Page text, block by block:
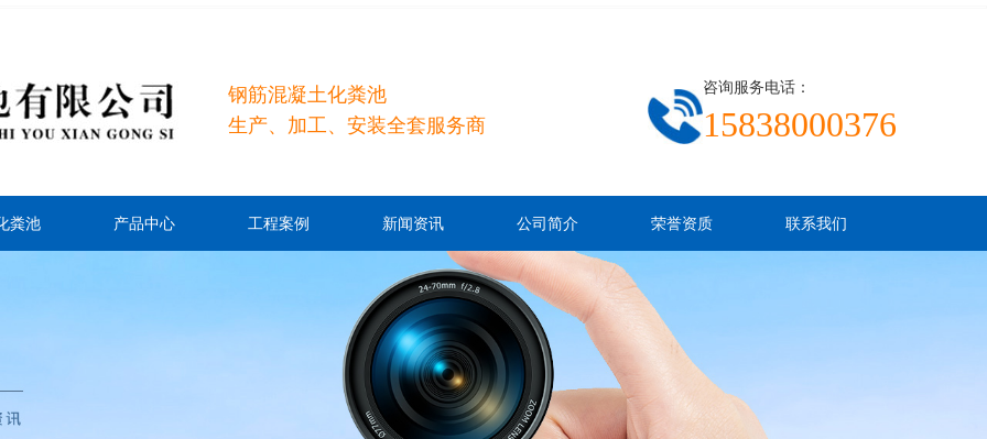
钢筋混凝土化粪池
生产、加工、安装全套服务商
咨询服务电话：
15838000376
粪池 产品中心 工程案例 新闻资讯 公司简介 荣誉资质 联系我们